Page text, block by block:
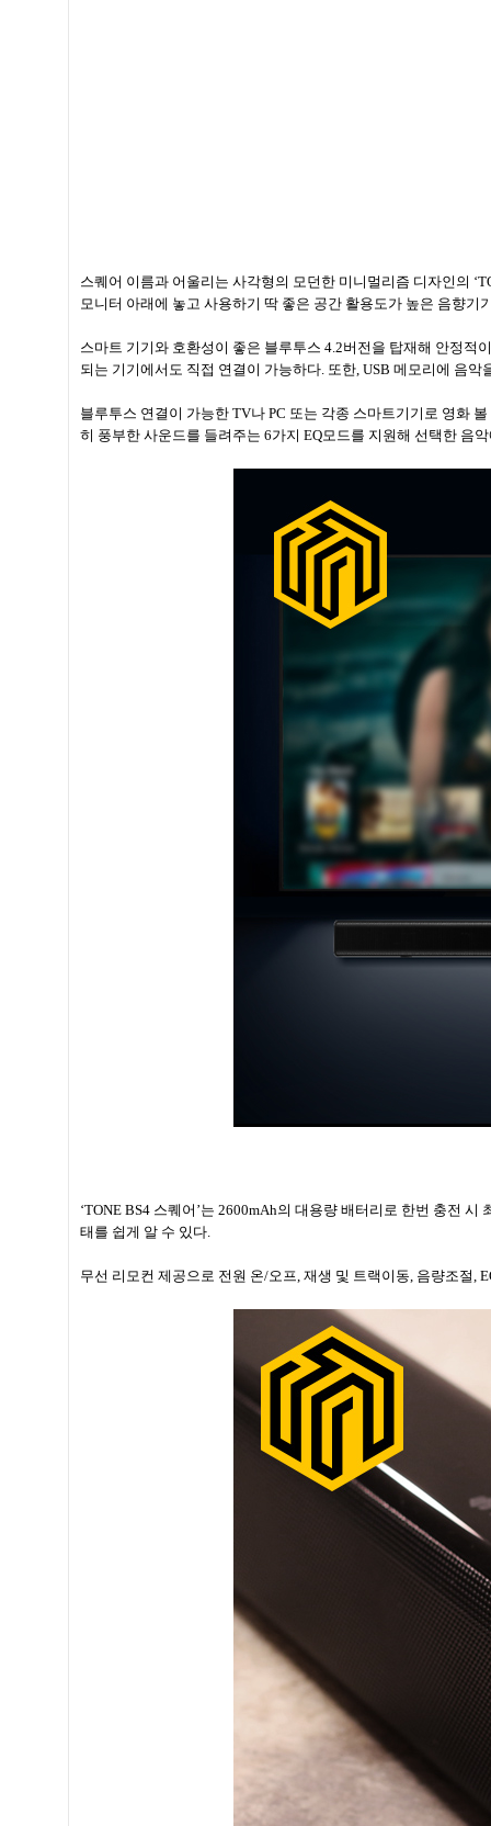
스퀘어 이름과 어울리는 사각형의 모던한 미니멀리즘 디자인의
모니터 아래에 놓고 사용하기 딱 좋은 공간 활용도가 높은 음향기
스마트 기기와 호환성이 좋은 블루투스 4.2버전을 탑재해 안정적
되는 기기에서도 직접 연결이 가능하다. 또한, USB 메모리에 음
블루투스 연결이 가능한 TV나 PC 또는 각종 스마트기기로 영화
히 풍부한 사운드를 들려주는 6가지 EQ모드를 지원해 선택한 음
‘TONE BS4 스퀘어’는 2600mAh의 대용량 배터리로 한번 충전
태를 쉽게 알 수 있다.
무선 리모컨 제공으로 전원 온/오프, 재생 및 트랙이동, 음량조절,